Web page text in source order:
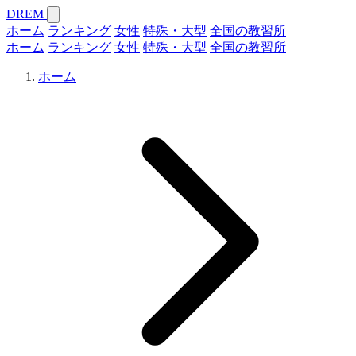
DREM
ホーム ランキング 女性 特殊・大型 全国の教習所
ホーム ランキング 女性 特殊・大型 全国の教習所
ホーム